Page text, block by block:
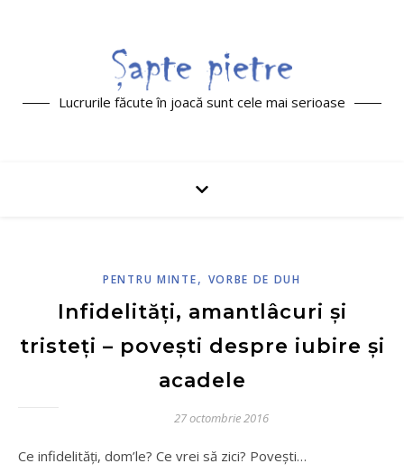
Lucrurile făcute în joacă sunt cele mai serioase
PENTRU MINTE, VORBE DE DUH
Infidelități, amantlâcuri și
tristeți – povești despre iubire și
acadele
27 octombrie 2016
Ce infidelități, dom’le? Ce vrei să zici? Povești…